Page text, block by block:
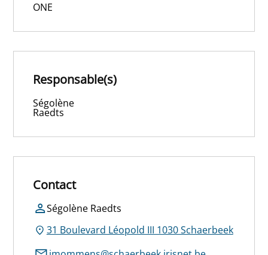
ONE
Responsable(s)
Ségolène
Raedts
Contact
Ségolène Raedts
31 Boulevard Léopold III 1030 Schaerbeek